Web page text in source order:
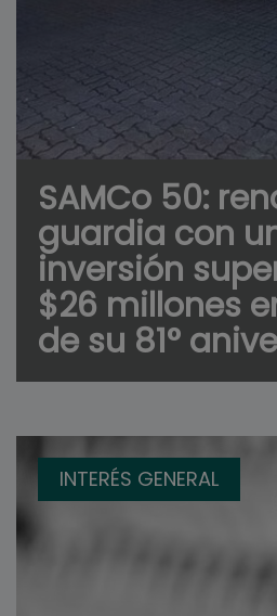
SAMCo 50:
guardia con
inversión
$26 millones
de su 81°
INTERÉS GENERAL